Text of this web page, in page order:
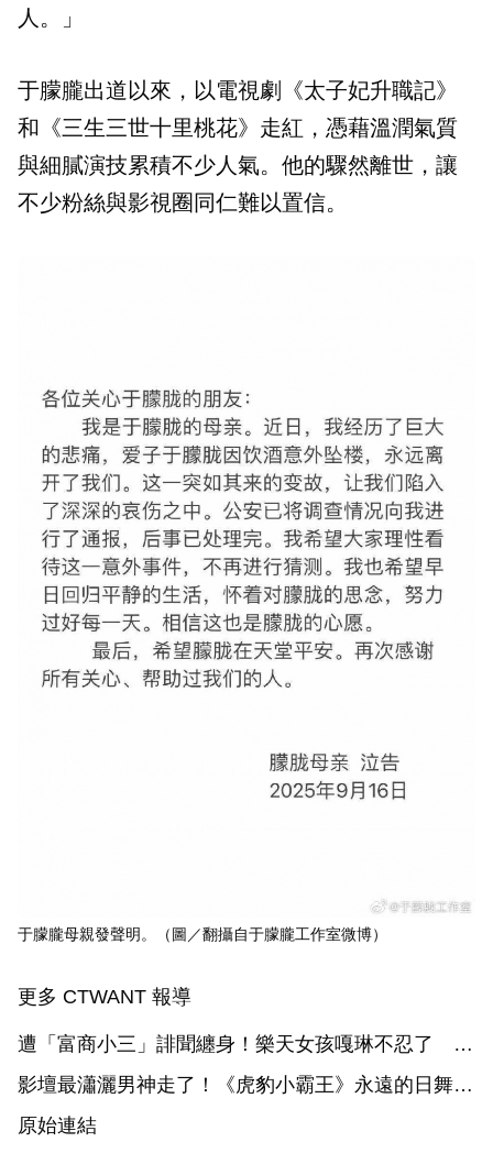
人。」
于朦朧出道以來，以電視劇《太子妃升職記》
和《三生三世十里桃花》走紅，憑藉溫潤氣質
與細膩演技累積不少人氣。他的驟然離世，讓
不少粉絲與影視圈同仁難以置信。
于朦朧母親發聲明。（圖／翻攝自于朦朧工作室微博）
更多 CTWANT 報導
遭「富商小三」誹聞纏身！樂天女孩嘎琳不忍了 宣
布「約滿就退出啦啦隊」
影壇最瀟灑男神走了！《虎豹小霸王》永遠的日舞之
父 勞勃．瑞福辭世享壽89歲
原始連結